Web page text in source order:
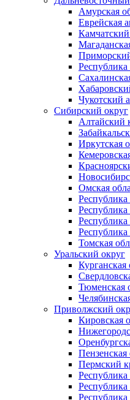
Амурская
Еврейская
Чукотский
Сибирский округ
Алтайский
Иркутская
Омская
Республика
Томская
Уральский округ
Курганская
Тюменская
Приволжский
Кировская
Пензенская
Пермский
Республика